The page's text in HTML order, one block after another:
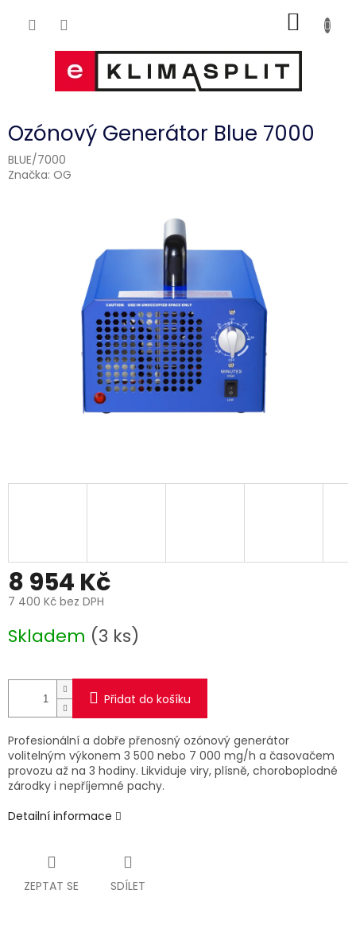
KOŠÍK
Ozónový Generátor Blue 7000
BLUE/7000
Značka: OG
8 954 Kč
7 400 Kč bez DPH
cena:
Skladem (3 ks)
Přidat do košíku
Profesionální a dobře přenosný ozónový generátor
volitelným výkonem 3 500 nebo 7 000 mg/h a časovačem
provozu až na 3 hodiny. Likviduje viry, plísně, choroboplodné
zárodky i nepříjemné pachy.
Detailní informace
ZEPTAT SE SDÍLET